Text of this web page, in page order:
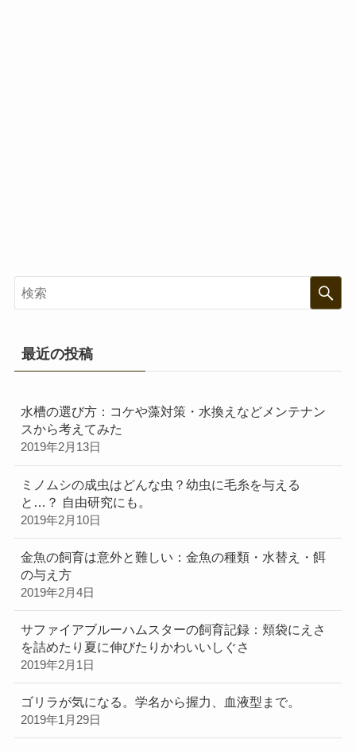
最近の投稿
水槽の選び方：コケや藻対策・水換えなどメンテナン
スから考えてみた
2019年2月13日
ミノムシの成虫はどんな虫？幼虫に毛糸を与える
と…？ 自由研究にも。
2019年2月10日
金魚の飼育は意外と難しい：金魚の種類・水替え・餌
の与え方
2019年2月4日
サファイアブルーハムスターの飼育記録：頬袋にえさ
を詰めたり夏に伸びたりかわいいしぐさ
2019年2月1日
ゴリラが気になる。学名から握力、血液型まで。
2019年1月29日